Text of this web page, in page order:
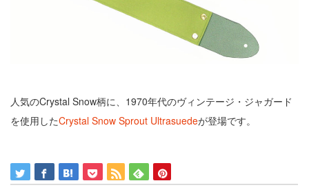
人気のCrystal Snow柄に、1970年代のヴィンテージ・ジャガード
を使用したCrystal Snow Sprout Ultrasuedeが登場です。